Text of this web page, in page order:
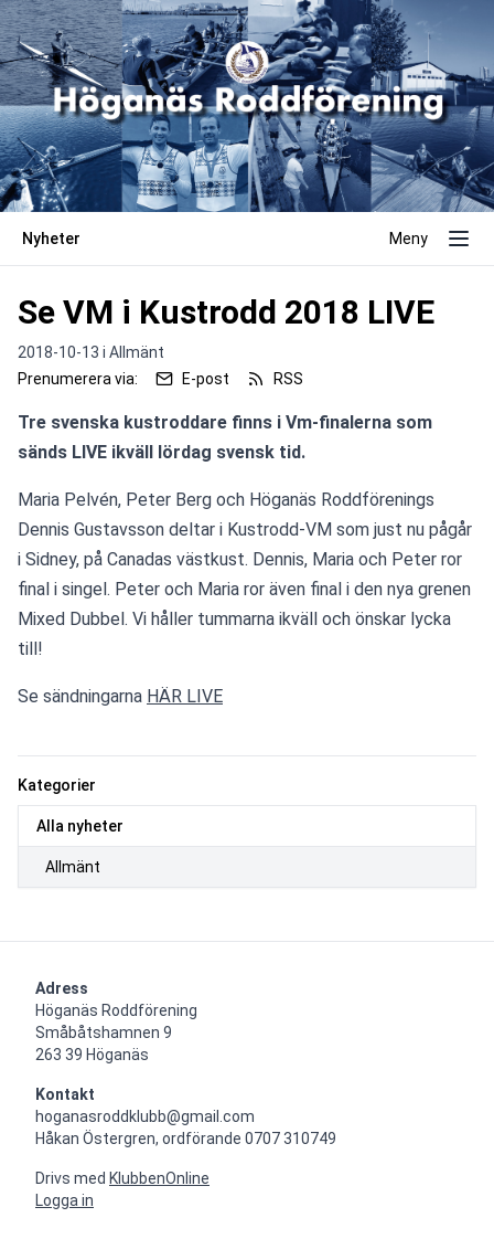
Nyheter Meny
Kategorier
Alla nyheter
Allmänt
Se VM i Kustrodd 2018 LIVE
2018-10-13 i Allmänt
Prenumerera via:
E-post RSS
Tre svenska kustroddare finns i Vm-finalerna som
sänds LIVE ikväll lördag svensk tid.
Maria Pelvén, Peter Berg och Höganäs Roddförenings
Dennis Gustavsson deltar i Kustrodd-VM som just nu pågår
i Sidney, på Canadas västkust. Dennis, Maria och Peter ror
final i singel. Peter och Maria ror även final i den nya grenen
Mixed Dubbel. Vi håller tummarna ikväll och önskar lycka
till!
Se sändningarna HÄR LIVE
Adress
Höganäs Roddförening
Småbåtshamnen 9
263 39 Höganäs
Kontakt
hoganasroddklubb@gmail.com
Håkan Östergren, ordförande 0707 310749
Drivs med KlubbenOnline
Logga in